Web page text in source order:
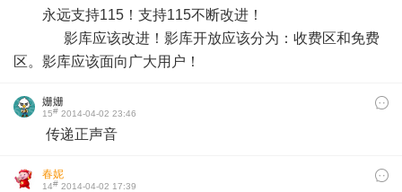
永远支持115！支持115不断改进！
影库应该改进！影库开放应该分为：收费区和免费
区。影库应该面向广大用户！
姗姗
15# 2014-04-02 23:46
传递正声音
春妮
14# 2014-04-02 17:39